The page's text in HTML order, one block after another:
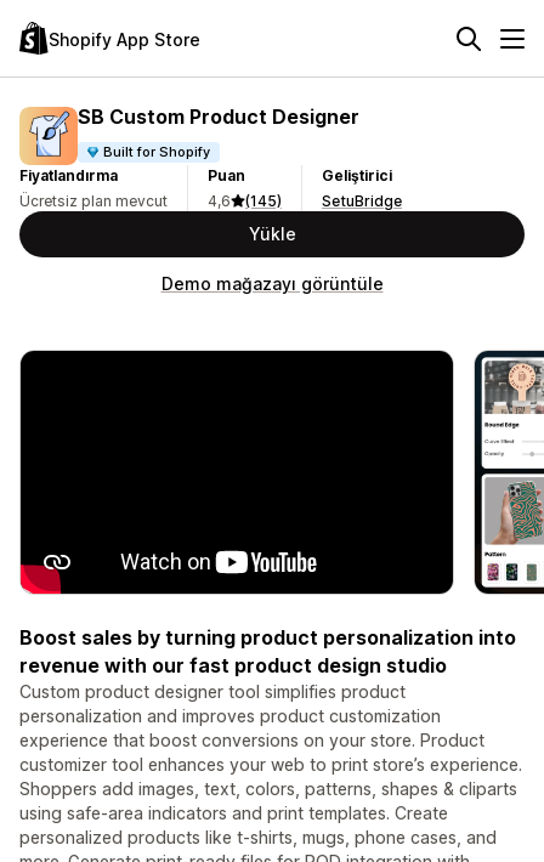
Shopify App Store
SB Custom Product Designer
Built for Shopify
Fiyatlandırma
Ücretsiz plan mevcut
Puan
4,6
(145)
Geliştirici
SetuBridge
Yükle
Demo mağazayı görüntüle
Boost sales by turning product personalization into
revenue with our fast product design studio
Custom product designer tool simplifies product
personalization and improves product customization
experience that boost conversions on your store. Product
customizer tool enhances your web to print store’s experience.
Shoppers add images, text, colors, patterns, shapes & cliparts
using safe-area indicators and print templates. Create
personalized products like t-shirts, mugs, phone cases, and